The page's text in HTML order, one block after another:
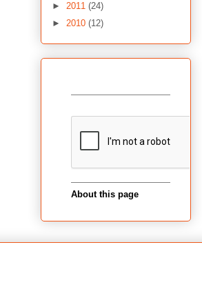
► 2011 (24)
► 2010 (12)